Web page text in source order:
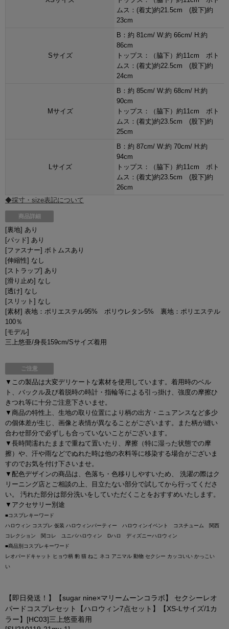
ムス：(着丈)約21.5cm (股下)約
23cm
Sサイズ
B：約 81cm/ W:約 66cm/ H:約
86cm
トップス：（脇下）約11cm ボト
ムス：(着丈)約22.5cm (股下)約
24cm
Mサイズ
B：約 85cm/ W:約 68cm/ H:約
90cm
トップス：（脇下）約11cm ボト
ムス：(着丈)約23.5cm (股下)約
25cm
Lサイズ
B：約 87cm/ W:約 70cm/ H:約
94cm
トップス：（脇下）約11cm ボト
ムス：(着丈)約23.5cm (股下)約
26cm
◆採寸・size表記について
商品詳細
[裏地] あり
[パッド] あり
[ファスナー] ボトムスあり
[伸縮性] なし
[ストラップ] あり
[滑り止め] なし
[透け] なし
[スリット] なし
[素材] 表地：ポリエステル95% ポリウレタン5% 裏地：ポリエステル
100％
[モデル]
三上悠亜/身長159cm/Sサイズ着用
ご注意
▼この製品は大変デリケートな素材を使用しています。着用時のベル
ト、バックル及び着脱時の時計・指輪等による引っ掛け、強度の摩擦ひ
きつれ等に十分ご注意下さいませ。
▼商品の特性上、生地の取り位置により柄の出方・ニュアンスなど多少
の個体差が生じ、画像と表情が異なることがございます。また柄が縫い
合わせ部分で必ずしも合っていないことがございます。
▼長時間濡れたままで重ねて置いたり、摩擦（特に湿った状態での摩
擦）や、汗や雨などでぬれた時は他の衣料等に移染する場合がございま
すのでお気を付け下さいませ。
▼配色デザインの商品は、色落ち・色移りしやすいため、 洗濯の際はク
リーニング店とご相談の上、目立たない部分で試してから行ってくださ
い。 汚れた部分は部分洗いをしていただくことをおすすめいたします。
▼アクセサリー別途
■コスプレキーワード
ハロウィン コスプレ 仮装 ハロウィンパーティー ハロウィンイベント コスチューム 関西
コレクション 関コレ ユニバハロウィン Dハロ ディズニーハロウィン
■商品別コスプレキーワード
レオパードキャット ヒョウ柄 豹 猫 ねこ ネコ アニマル 動物 セクシー カッコいい かっこい
い